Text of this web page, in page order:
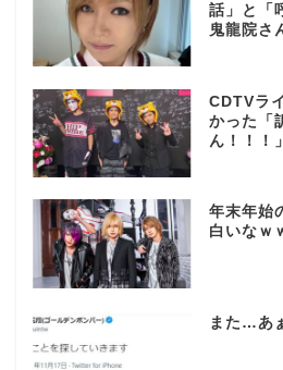
話」と「
鬼龍院さ
CDTVラ
かった「
ん！！！
年末年始
白いなｗ
また…あ